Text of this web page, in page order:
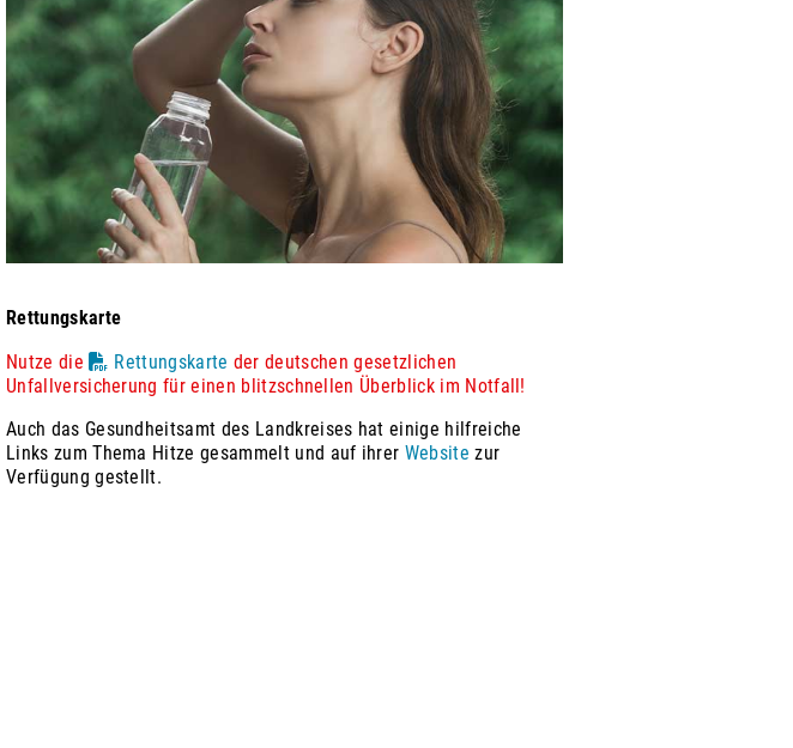
Rettungskarte
Nutze die
Rettungskarte der deutschen gesetzlichen
Unfallversicherung für einen blitzschnellen Überblick im Notfall!
Auch das Gesundheitsamt des Landkreises hat einige hilfreiche
Links zum Thema Hitze gesammelt und auf ihrer Website zur
Verfügung gestellt.